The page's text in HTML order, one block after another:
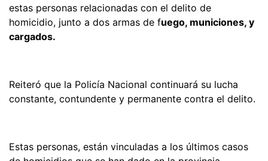
estas personas relacionadas con el delito de
homicidio, junto a dos armas de fuego, municiones, y
cargados.
Reiteró que la Policía Nacional continuará su lucha
constante, contundente y permanente contra el delito.
Estas personas, están vinculadas a los últimos casos